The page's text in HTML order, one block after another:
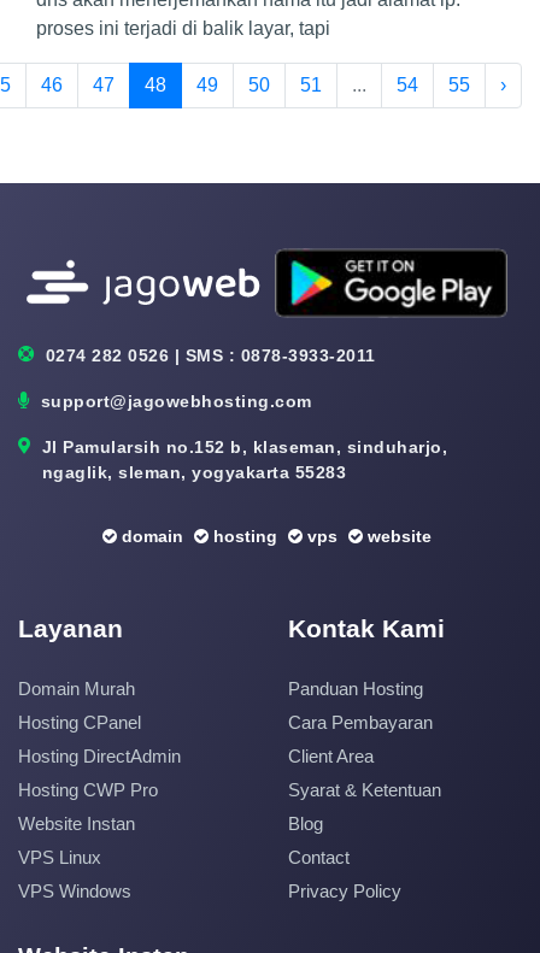
proses ini terjadi di balik layar, tapi
46 47 48 49 50 51 ... 54 55 ›
0274 282 0526 | SMS : 0878-3933-2011
support@jagowebhosting.com
Jl Pamularsih no.152 b, klaseman, sinduharjo,
ngaglik, sleman, yogyakarta 55283
domain hosting vps website
Layanan
Domain Murah
Hosting CPanel
Hosting DirectAdmin
Hosting CWP Pro
Website Instan
VPS Linux
VPS Windows
Kontak Kami
Panduan Hosting
Cara Pembayaran
Client Area
Syarat & Ketentuan
Blog
Contact
Privacy Policy